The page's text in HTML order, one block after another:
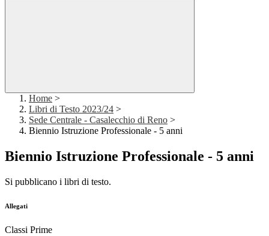
Home >
Libri di Testo 2023/24 >
Sede Centrale - Casalecchio di Reno >
Biennio Istruzione Professionale - 5 anni
Biennio Istruzione Professionale - 5 anni
Si pubblicano i libri di testo.
Allegati
Classi Prime